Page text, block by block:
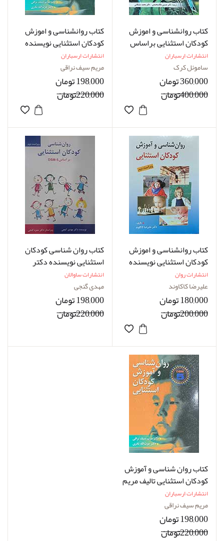
کتاب روانشناسی و اموزش
کودکان استثنایی براساس
DSM-5 نویسنده ساموئل
دکتر حسین ملک محمدی
انتشارات ارسباران
ساموئل کرک
360,000 تومان
400,000تومان
کتاب روانشناسی و اموزش
کودکان استثنایی نویسنده
دکتر مریم سیف نراقی
انتشارات ارسباران
مریم سیف نراقی
198,000 تومان
220,000تومان
کتاب روانشناسی و اموزش
کودکان استثنایی نویسنده
دکتر علیرضا کاکاوند
انتشارات روان
علیرضا کاکاوند
180,000 تومان
200,000تومان
کتاب روان شناسی کودکان
استثنایی نویسنده دکتر
مهدی گنجی
انتشارات ساوالان
مهدی گنجی
198,000 تومان
220,000تومان
کتاب روان شناسی و آموزش
کودکان استثنایی تالیف مریم
سیف نراقی
انتشارات ارسباران
مریم سیف نراقی
198,000 تومان
220,000تومان